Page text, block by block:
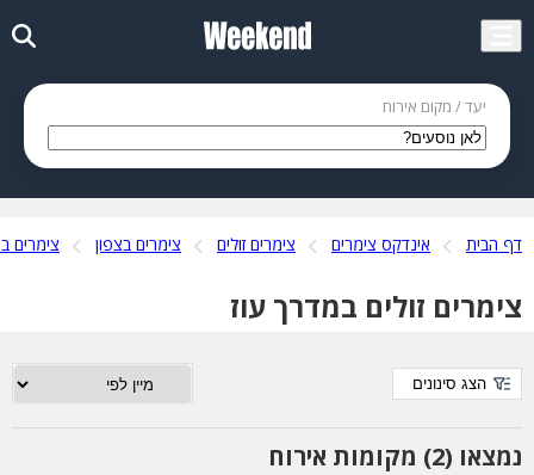
יעד / מקום אירוח
דף הבית אינדקס צימרים צימרים זולים צימרים בצפון צימרים
צימרים זולים במדרך עוז
נמצאו (2) מקומות אירוח
הצג סינונים